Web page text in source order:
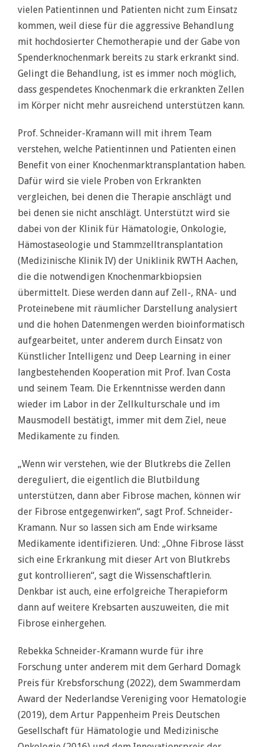
vielen Patientinnen und Patienten nicht zum Einsatz
kommen, weil diese für die aggressive Behandlung
mit hochdosierter Chemotherapie und der Gabe von
Spenderknochenmark bereits zu stark erkrankt sind.
Gelingt die Behandlung, ist es immer noch möglich,
dass gespendetes Knochenmark die erkrankten Zellen
im Körper nicht mehr ausreichend unterstützen kann.
Prof. Schneider-Kramann will mit ihrem Team
verstehen, welche Patientinnen und Patienten einen
Benefit von einer Knochenmarktransplantation haben.
Dafür wird sie viele Proben von Erkrankten
vergleichen, bei denen die Therapie anschlägt und
bei denen sie nicht anschlägt. Unterstützt wird sie
dabei von der Klinik für Hämatologie, Onkologie,
Hämostaseologie und Stammzelltransplantation
(Medizinische Klinik IV) der Uniklinik RWTH Aachen,
die die notwendigen Knochenmarkbiopsien
übermittelt. Diese werden dann auf Zell-, RNA- und
Proteinebene mit räumlicher Darstellung analysiert
und die hohen Datenmengen werden bioinformatisch
aufgearbeitet, unter anderem durch Einsatz von
Künstlicher Intelligenz und Deep Learning in einer
langbestehenden Kooperation mit Prof. Ivan Costa
und seinem Team. Die Erkenntnisse werden dann
wieder im Labor in der Zellkulturschale und im
Mausmodell bestätigt, immer mit dem Ziel, neue
Medikamente zu finden.
„Wenn wir verstehen, wie der Blutkrebs die Zellen
dereguliert, die eigentlich die Blutbildung
unterstützen, dann aber Fibrose machen, können wir
der Fibrose entgegenwirken“, sagt Prof. Schneider-
Kramann. Nur so lassen sich am Ende wirksame
Medikamente identifizieren. Und: „Ohne Fibrose lässt
sich eine Erkrankung mit dieser Art von Blutkrebs
gut kontrollieren“, sagt die Wissenschaftlerin.
Denkbar ist auch, eine erfolgreiche Therapieform
dann auf weitere Krebsarten auszuweiten, die mit
Fibrose einhergehen.
Rebekka Schneider-Kramann wurde für ihre
Forschung unter anderem mit dem Gerhard Domagk
Preis für Krebsforschung (2022), dem Swammerdam
Award der Nederlandse Vereniging voor Hematologie
(2019), dem Artur Pappenheim Preis Deutschen
Gesellschaft für Hämatologie und Medizinische